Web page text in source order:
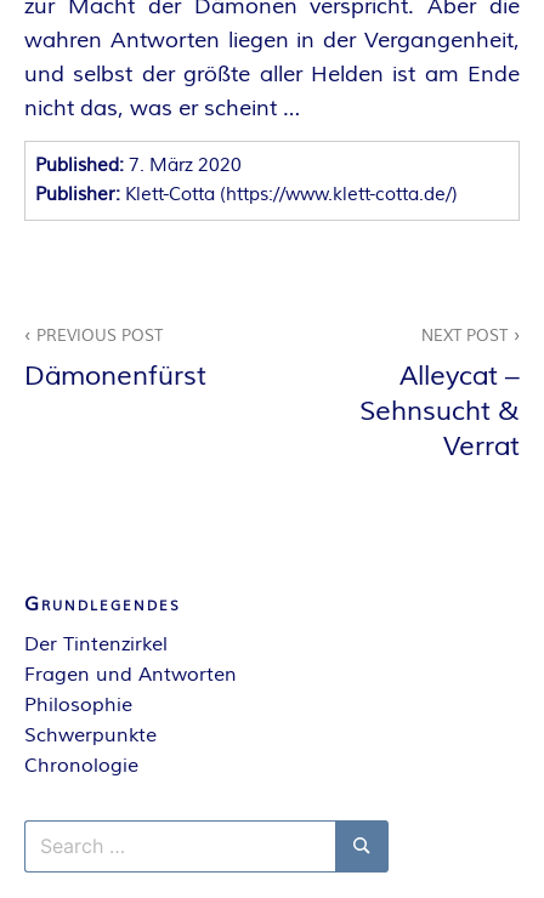
E
I
S
zur Macht der Dämonen verspricht. Aber die
wahren Antworten liegen in der Vergangenheit,
und selbst der größte aller Helden ist am Ende
nicht das, was er scheint …
Published: 7. März 2020
Publisher: Klett-Cotta (https://www.klett-cotta.de/)
PREVIOUS POST
Dämonenfürst
NEXT POST
Alleycat –
Sehnsucht &
Verrat
Grundlegendes
Der Tintenzirkel
Fragen und Antworten
Philosophie
Schwerpunkte
Chronologie
Search
for:
Search